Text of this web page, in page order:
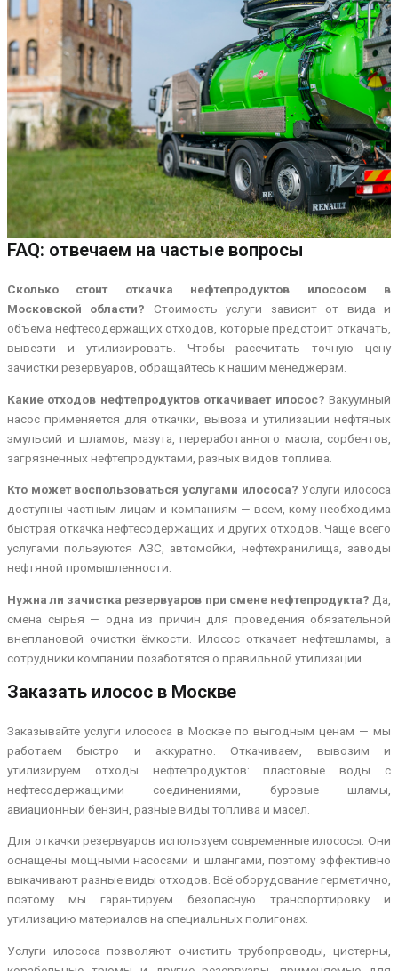
FAQ: отвечаем на частые вопросы
Сколько стоит откачка нефтепродуктов илососом в
Московской области? Стоимость услуги зависит от вида и
объема нефтесодержащих отходов, которые предстоит откачать,
вывезти и утилизировать. Чтобы рассчитать точную цену
зачистки резервуаров, обращайтесь к нашим менеджерам.
Какие отходов нефтепродуктов откачивает илосос? Вакуумный
насос применяется для откачки, вывоза и утилизации нефтяных
эмульсий и шламов, мазута, переработанного масла, сорбентов,
загрязненных нефтепродуктами, разных видов топлива.
Кто может воспользоваться услугами илососа? Услуги илососа
доступны частным лицам и компаниям — всем, кому необходима
быстрая откачка нефтесодержащих и других отходов. Чаще всего
услугами пользуются АЗС, автомойки, нефтехранилища, заводы
нефтяной промышленности.
Нужна ли зачистка резервуаров при смене нефтепродукта? Да,
смена сырья — одна из причин для проведения обязательной
внеплановой очистки ёмкости. Илосос откачает нефтешламы, а
сотрудники компании позаботятся о правильной утилизации.
Заказать илосос в Москве
Заказывайте услуги илососа в Москве по выгодным ценам — мы
работаем быстро и аккуратно. Откачиваем, вывозим и
утилизируем отходы нефтепродуктов: пластовые воды с
нефтесодержащими соединениями, буровые шламы,
авиационный бензин, разные виды топлива и масел.
Для откачки резервуаров используем современные илососы. Они
оснащены мощными насосами и шлангами, поэтому эффективно
выкачивают разные виды отходов. Всё оборудование герметично,
поэтому мы гарантируем безопасную транспортировку и
утилизацию материалов на специальных полигонах.
Услуги илососа позволяют очистить трубопроводы, цистерны,